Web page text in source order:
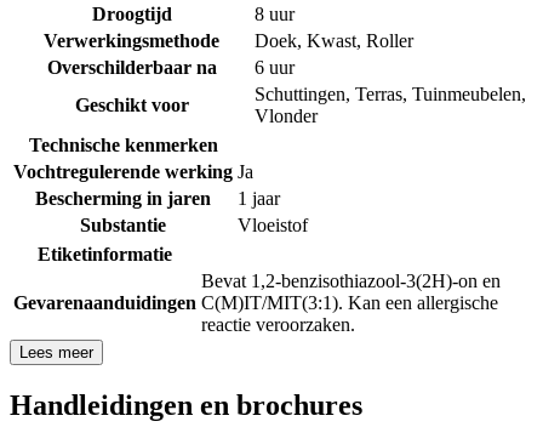
Droogtijd
8 uur
Verwerkingsmethode
Doek, Kwast, Roller
Overschilderbaar na
6 uur
Geschikt voor
Schuttingen, Terras, Tuinmeubelen,
Vlonder
Technische kenmerken
Vochtregulerende werking Ja
Bescherming in jaren
1 jaar
Substantie
Vloeistof
Etiketinformatie
Gevarenaanduidingen
Bevat 1,2-benzisothiazool-3(2H)-on en
C(M)IT/MIT(3:1). Kan een allergische
reactie veroorzaken.
Lees meer
Handleidingen en brochures